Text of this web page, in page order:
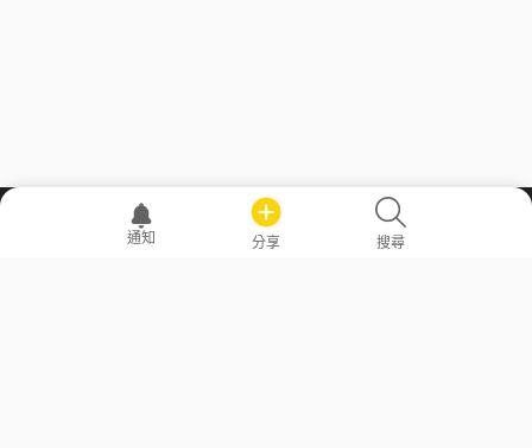
職場透明化運動
通知 分享 搜尋